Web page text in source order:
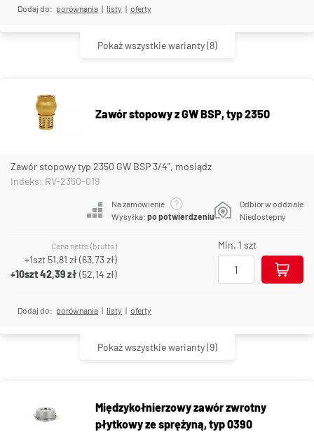
Dodaj do: porównania | listy | oferty
Pokaż wszystkie warianty(8)
Zawór stopowy z GW BSP, typ 2350
Zawór stopowy typ 2350 GW BSP 3/4", mosiądz
Indeks: RV-2350-019
Na zamówienie
Wysyłka: po potwierdzeniu
Odbiór w oddziale
Niedostępny
Cena netto (brutto)
+1szt 51,81 zł(63,73 zł)
+10szt42,39 zł(52,14 zł)
Min. 1 szt
Dodaj do: porównania | listy | oferty
Pokaż wszystkie warianty(9)
Międzykołnierzowy zawór zwrotny
płytkowy ze sprężyną, typ 0390